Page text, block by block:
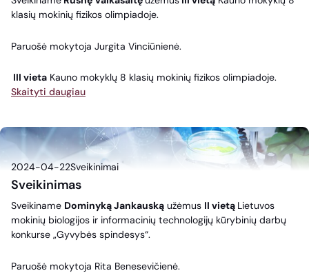
klasių mokinių fizikos olimpiadoje.
Paruošė mokytoja Jurgita Vinciūnienė.
III vieta Kauno mokyklų 8 klasių mokinių fizikos olimpiadoje.
Skaityti daugiau
2024-04-22Sveikinimai
Sveikinimas
Sveikiname Dominyką Jankauską užėmus II vietą Lietuvos
mokinių biologijos ir informacinių technologijų kūrybinių darbų
konkurse „Gyvybės spindesys“.
Paruošė mokytoja Rita Benesevičienė.